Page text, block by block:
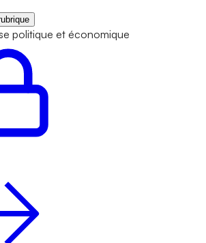
politique et économique